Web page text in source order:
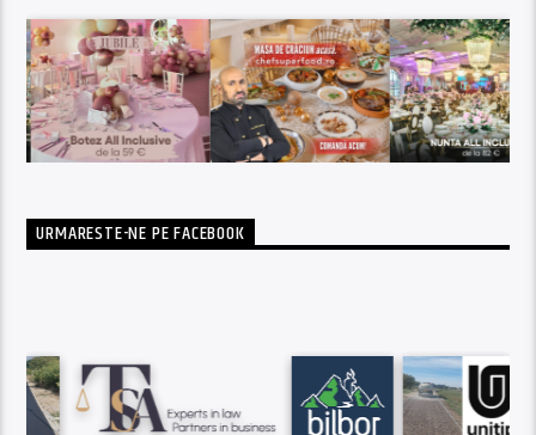
URMARESTE-NE PE FACEBOOK